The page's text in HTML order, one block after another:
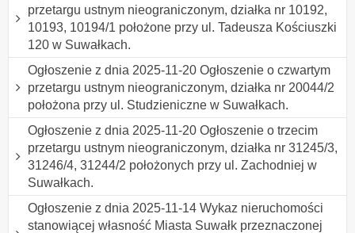
przetargu ustnym nieograniczonym, działka nr 10192,
10193, 10194/1 położone przy ul. Tadeusza Kościuszki
120 w Suwałkach.
Ogłoszenie z dnia 2025-11-20 Ogłoszenie o czwartym
przetargu ustnym nieograniczonym, działka nr 20044/2
położona przy ul. Studzieniczne w Suwałkach.
Ogłoszenie z dnia 2025-11-20 Ogłoszenie o trzecim
przetargu ustnym nieograniczonym, działka nr 31245/3,
31246/4, 31244/2 położonych przy ul. Zachodniej w
Suwałkach.
Ogłoszenie z dnia 2025-11-14 Wykaz nieruchomości
stanowiącej własność Miasta Suwałk przeznaczonej